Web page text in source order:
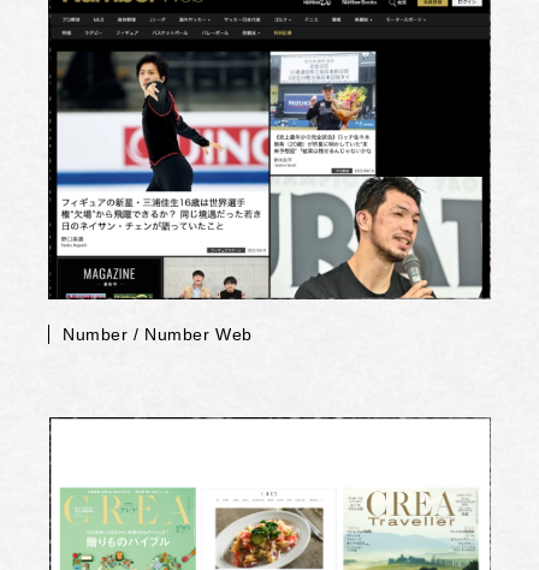
Number / Number Web